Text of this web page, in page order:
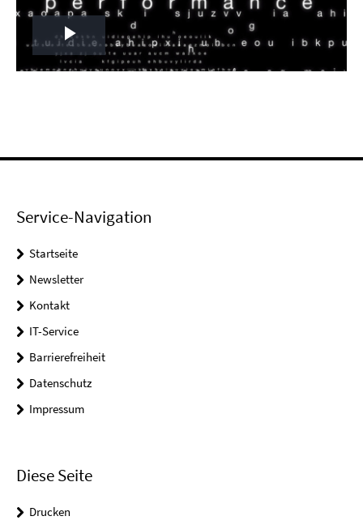
Play
Service-Navigation
Startseite
Newsletter
Kontakt
IT-Service
Barrierefreiheit
Datenschutz
Impressum
Diese Seite
Drucken